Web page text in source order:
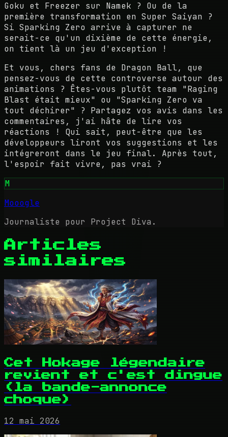
Goku et Freezer sur Namek ? Ou de la
première transformation en Super Saiyan ?
Si Sparking Zero arrive à capturer ne
serait-ce qu'un dixième de cette énergie,
on tient là un jeu d'exception !
Et vous, chers fans de Dragon Ball, que
pensez-vous de cette controverse autour des
animations ? Êtes-vous plutôt team "Raging
Blast était mieux" ou "Sparking Zero va
tout déchirer" ? Partagez vos avis dans les
commentaires, j'ai hâte de lire vos
réactions ! Qui sait, peut-être que les
développeurs liront vos suggestions et les
intégreront dans le jeu final. Après tout,
l'espoir fait vivre, pas vrai ?
M
Mooogle
Journaliste pour Project Diva.
Articles
similaires
Cet Hokage légendaire
revient et c'est dingue
(la bande-annonce
choque)
12 mai 2026